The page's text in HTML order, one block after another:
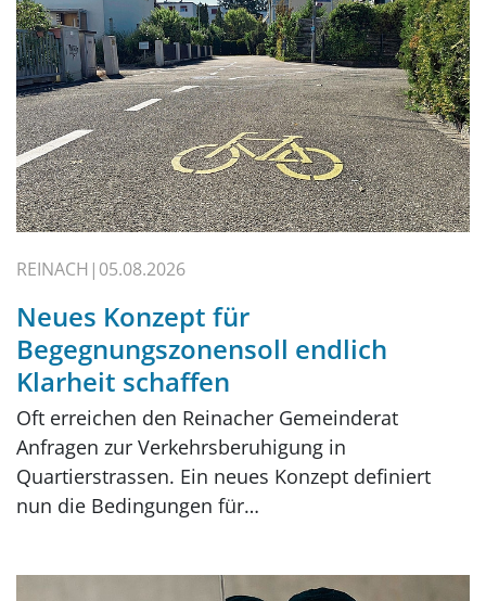
REINACH 05.08.2026
Neues Konzept für
Begegnungszonensoll endlich
Klarheit schaffen
Oft erreichen den Reinacher Gemeinderat
Anfragen zur Verkehrsberuhigung in
Quartierstrassen. Ein neues Konzept definiert
nun die Bedingungen für…